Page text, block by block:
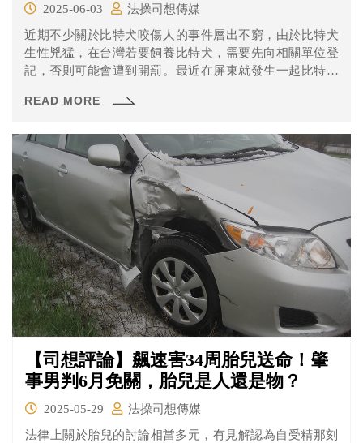
2025-06-03
法操司想傳媒
近期不少關於比特犬咬傷人的事件層出不窮，由於比特犬
生性兇猛，在台灣若要飼養比特犬，需要先向相關單位登
記，否則可能會遭到開罰。最近在屏東就發生一起比特犬
趕緊持棍棒、掃把工具試圖將兩隻狗分開，比特犬仍緊咬
READ MORE
【司想評論】飆速害34周胎兒送命！肇
事男判6月免關，胎兒是人還是物？
2025-05-29
法操司想傳媒
法律上關於胎兒的討論相當多元，有見解認為自受精那刻